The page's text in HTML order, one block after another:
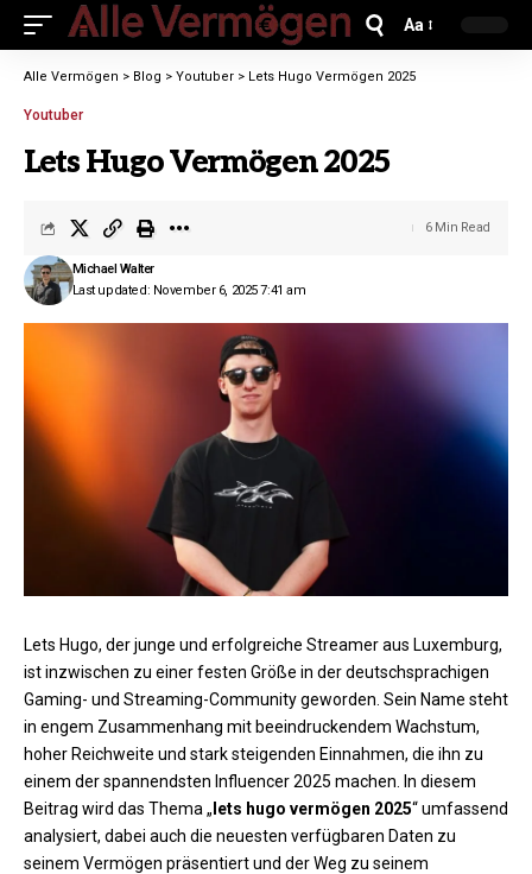
Aa
Alle Vermögen > Blog > Youtuber > Lets Hugo Vermögen 2025
Youtuber
Lets Hugo Vermögen 2025
Last updated: November 6, 2025 7:41 am
Michael Walter
6 Min Read
Lets Hugo, der junge und erfolgreiche Streamer aus Luxemburg,
ist inzwischen zu einer festen Größe in der deutschsprachigen
Gaming- und Streaming-Community geworden. Sein Name steht
in engem Zusammenhang mit beeindruckendem Wachstum,
hoher Reichweite und stark steigenden Einnahmen, die ihn zu
einem der spannendsten Influencer 2025 machen. In diesem
Beitrag wird das Thema „ lets hugo vermögen 2025“ umfassend
analysiert, dabei auch die neuesten verfügbaren Daten zu
seinem Vermögen präsentiert und der Weg zu seinem